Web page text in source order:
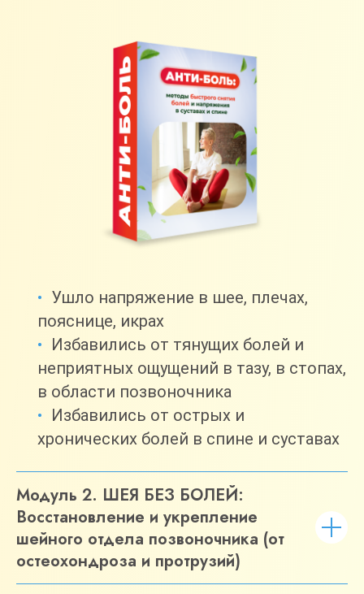
Ушло напряжение в шее, плечах,
пояснице, икрах
Избавились от тянущих болей и
неприятных ощущений в тазу, в стопах,
в области позвоночника
Избавились от острых и
хронических болей в спине и суставах
Модуль 2. ШЕЯ БЕЗ БОЛЕЙ:
Восстановление и укрепление
шейного отдела позвоночника (от
остеохондроза и протрузий)